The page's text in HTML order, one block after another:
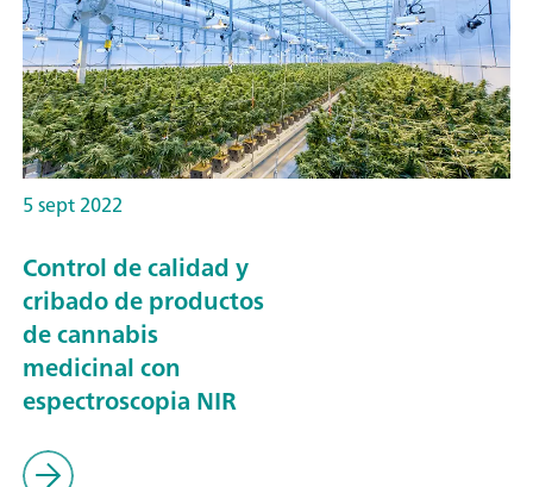
5 sept 2022
Control de calidad y
cribado de productos
de cannabis
medicinal con
espectroscopia NIR